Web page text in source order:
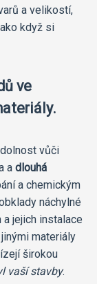
a velikostí,
když si
ve
vůči
a dlouhá
a chemickým
náchylné
jejich instalace
materiály
širokou
vaší stavby.